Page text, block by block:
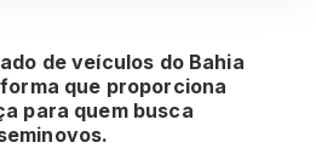
de veículos do Bahia
que proporciona
para quem busca